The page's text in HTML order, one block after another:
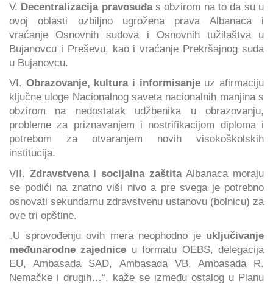
V. Decentralizacija pravosuđas obzirom na to da su u
ovoj oblasti ozbiljno ugrožena prava Albanaca i
vraćanje Osnovnih sudova i Osnovnih tužilaštva u
Bujanovcu i Preševu, kao i vraćanje Prekršajnog suda
u Bujanovcu.
VI. Obrazovanje, kultura i informisanje uz afirmaciju
ključne uloge Nacionalnog saveta nacionalnih manjina s
obzirom na nedostatak udžbenika u obrazovanju,
probleme za priznavanjem i nostrifikacijom diploma i
potrebom za otvaranjem novih visokoškolskih
institucija.
VII. Zdravstvena i socijalna zaštitaAlbanaca moraju
se podići na znatno viši nivo a pre svega je potrebno
osnovati sekundarnu zdravstvenu ustanovu (bolnicu) za
ove tri opštine.
„U sprovođenju ovih mera neophodno je uključivanje
međunarodne zajednice u formatu OEBS, delegacija
EU, Ambasada SAD, Ambasada VB, Ambasada R.
Nemačke i drugih…“, kaže se između ostalog u Planu